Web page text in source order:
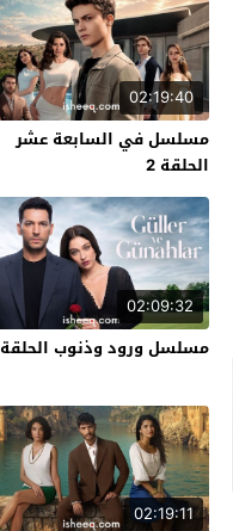
02:19:40
مسلسل في السابعة عشر
الحلقة 2
02:09:32
مسلسل ورود وذنوب الحلقة 31
02:19:11